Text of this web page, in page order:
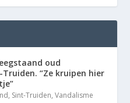
oud
“Ze kruipen hier
, Sint-Truiden,Vandalisme